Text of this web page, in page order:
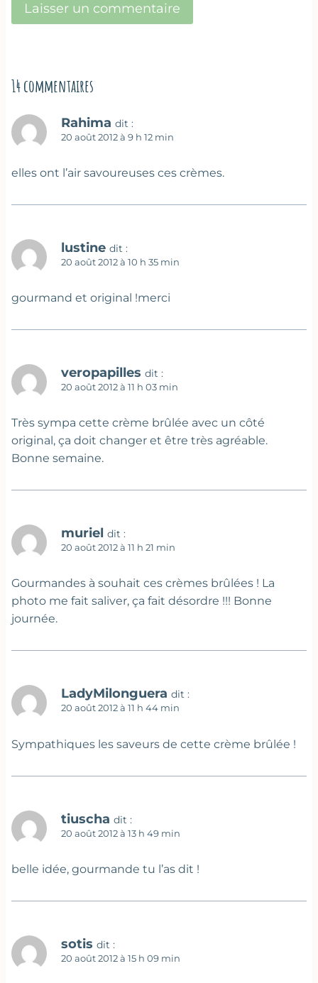
14 commentaires
Rahima dit :
20 août 2012 à 9 h 12 min
elles ont l’air savoureuses ces crèmes.
lustine dit :
20 août 2012 à 10 h 35 min
gourmand et original !merci
veropapilles dit :
20 août 2012 à 11 h 03 min
Très sympa cette crème brûlée avec un côté
original, ça doit changer et être très agréable.
Bonne semaine.
muriel dit :
20 août 2012 à 11 h 21 min
Gourmandes à souhait ces crèmes brûlées ! La
photo me fait saliver, ça fait désordre !!! Bonne
journée.
LadyMilonguera dit :
20 août 2012 à 11 h 44 min
Sympathiques les saveurs de cette crème brûlée !
tiuscha dit :
20 août 2012 à 13 h 49 min
belle idée, gourmande tu l’as dit !
sotis dit :
20 août 2012 à 15 h 09 min